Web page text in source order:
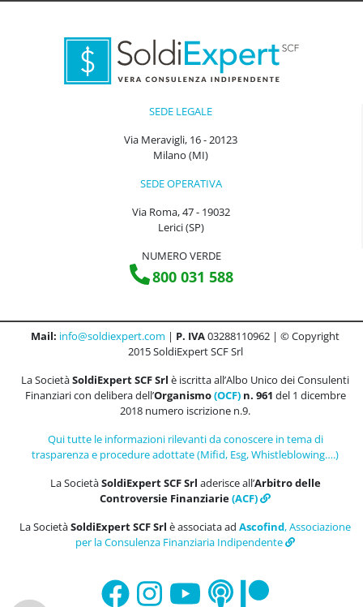
SEDE LEGALE
Via Meravigli, 16 - 20123
Milano (MI)
SEDE OPERATIVA
Via Roma, 47 - 19032
Lerici (SP)
NUMERO VERDE
800 031 588
Mail: info@soldiexpert.com | P. IVA03288110962 | © Copyright
2015 SoldiExpert SCF Srl
La SocietàSoldiExpert SCF Srl è iscritta all’Albo Unico dei Consulenti
Finanziari con delibera dell’Organismo(OCF)n. 961 del 1 dicembre
2018 numero iscrizione n.9.
Qui tutte le informazioni rilevanti da conoscere in tema di
trasparenza e procedure adottate (Mifid, Esg, Whistleblowing….)
La SocietàSoldiExpert SCF Srl aderisce all’Arbitro delle
Controversie Finanziarie(ACF)
La SocietàSoldiExpert SCF Srl è associata ad Ascofind, Associazione
per la Consulenza Finanziaria Indipendente